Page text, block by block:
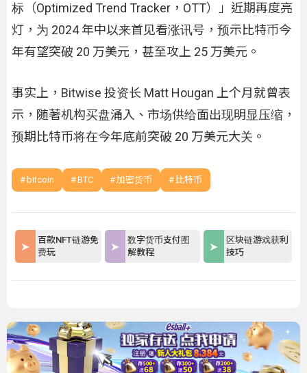
标（Optimized Trend Tracker，OTT）」近期再度亮
灯，为 2024 年中以来首见看涨讯号，预示比特币今
年有望突破 20 万美元，甚至攻上 25 万美元。
事实上，Bitwise 投资长 Matt Hougan 上个月就曾表
示，随著机构买盘涌入、市场供给面出现明显压缩，
预期比特币将在今年底前突破 20 万美元大关。
bitcoin BTC 加密货币 比特币
百款NFT链游免
费玩
数字货币支付图
解教程
区块链游戏获利
技巧